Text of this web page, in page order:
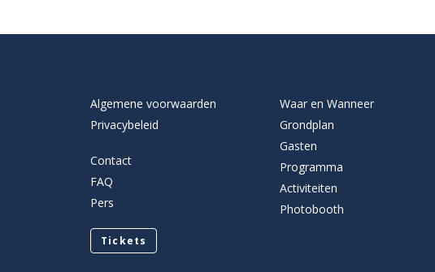
Algemene voorwaarden
Privacybeleid
Contact
FAQ
Pers
Tickets
Waar en Wanneer
Grondplan
Gasten
Programma
Activiteiten
Photobooth